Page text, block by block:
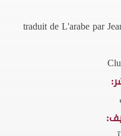
traduit de L'arabe par